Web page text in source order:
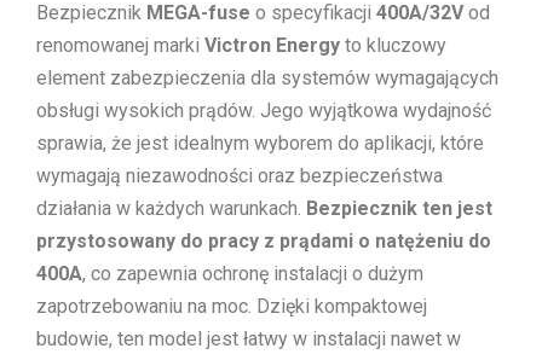
Bezpiecznik MEGA-fuse o specyfikacji 400A/32Vod
renomowanej marki Victron Energy to kluczowy
element zabezpieczenia dla systemów wymagających
obsługi wysokich prądów. Jego wyjątkowa wydajność
sprawia, że jest idealnym wyborem do aplikacji, które
wymagają niezawodności oraz bezpieczeństwa
działania w każdych warunkach. Bezpiecznik ten jest
przystosowany do pracy z prądami o natężeniu do
400A, co zapewnia ochronę instalacji o dużym
zapotrzebowaniu na moc. Dzięki kompaktowej
budowie, ten model jest łatwy w instalacji nawet w